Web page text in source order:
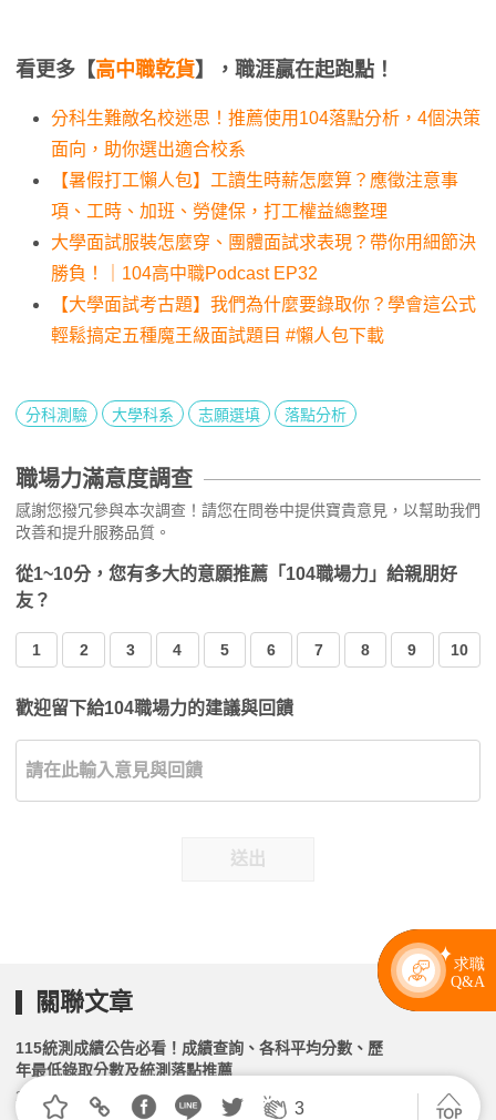
看更多【高中職乾貨】，職涯贏在起跑點！
分科生難敵名校迷思！推薦使用104落點分析，4個決策
面向，助你選出適合校系
【暑假打工懶人包】工讀生時薪怎麼算？應徵注意事
項、工時、加班、勞健保，打工權益總整理
大學面試服裝怎麼穿、團體面試求表現？帶你用細節決
勝負！｜104高中職Podcast EP32
【大學面試考古題】我們為什麼要錄取你？學會這公式
輕鬆搞定五種魔王級面試題目 #懶人包下載
分科測驗 大學科系 志願選填 落點分析
職場力滿意度調查
感謝您撥冗參與本次調查！請您在問卷中提供寶貴意見，以幫助我們
改善和提升服務品質。
從1~10分，您有多大的意願推薦「104職場力」給親朋好
友？
1 2 3 4 5 6 7 8 9 10
歡迎留下給104職場力的建議與回饋
送出
3
關聯文章
115統測成績公告必看！成績查詢、各科平均分數、歷
年最低錄取分數及統測落點推薦
2026.04.09 | 104小編 | 31084觀看數